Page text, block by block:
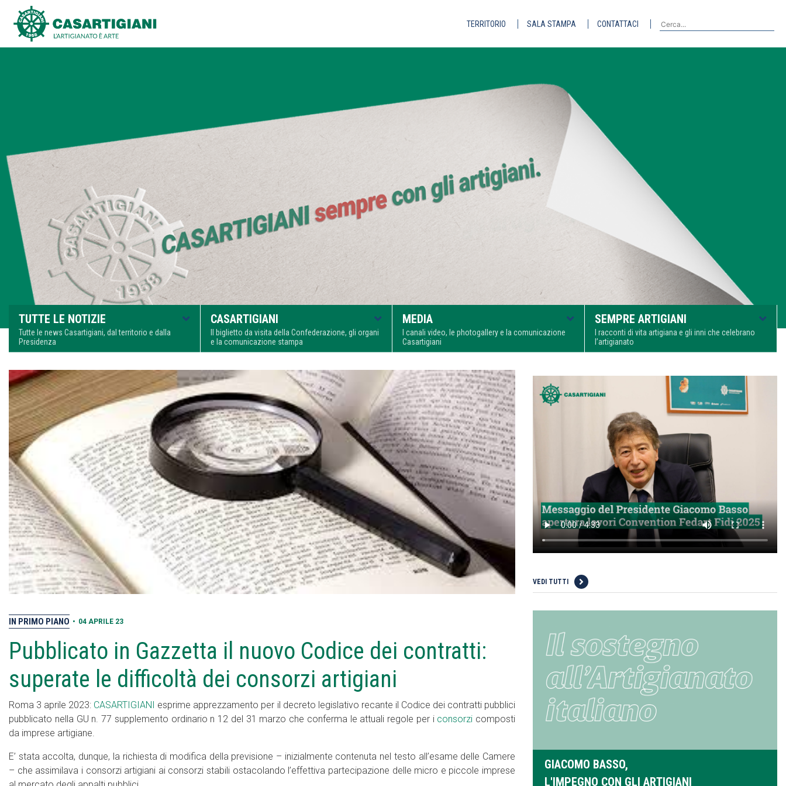
TERRITORIO SALA STAMPA CONTATTACI
TUTTE LE NOTIZIE
Tutte le news Casartigiani, dal territorio e dalla
Presidenza
CASARTIGIANI
Il biglietto da visita della Confederazione, gli organi
e la comunicazione stampa
MEDIA
I canali video, le photogallery e la comunicazione
Casartigiani
SEMPRE ARTIGIANI
I racconti di vita artigiana e gli inni che celebrano
l’artigianato
IN PRIMO PIANO • 04 APRILE 23
Pubblicato in Gazzetta il nuovo Codice dei contratti:
superate le difficoltà dei consorzi artigiani
Roma 3 aprile 2023: CASARTIGIANI esprime apprezzamento per il decreto legislativo recante il Codice dei contratti pubblici
pubblicato nella GU n. 77 supplemento ordinario n 12 del 31 marzo che conferma le attuali regole per i consorzi composti
da imprese artigiane.
E’ stata accolta, dunque, la richiesta di modifica della previsione – inizialmente contenuta nel testo all’esame delle Camere
– che assimilava i consorzi artigiani ai consorzi stabili ostacolando l’effettiva partecipazione delle micro e piccole imprese
VEDI TUTTI
GIACOMO BASSO,
L'IMPEGNO CON GLI ARTIGIANI